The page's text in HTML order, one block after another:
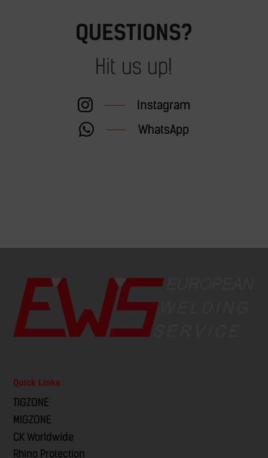
QUESTIONS?
Hit us up!
Instagram
WhatsApp
Quick Links
TIGZONE
MIGZONE
CK Worldwide
Rhino Protection